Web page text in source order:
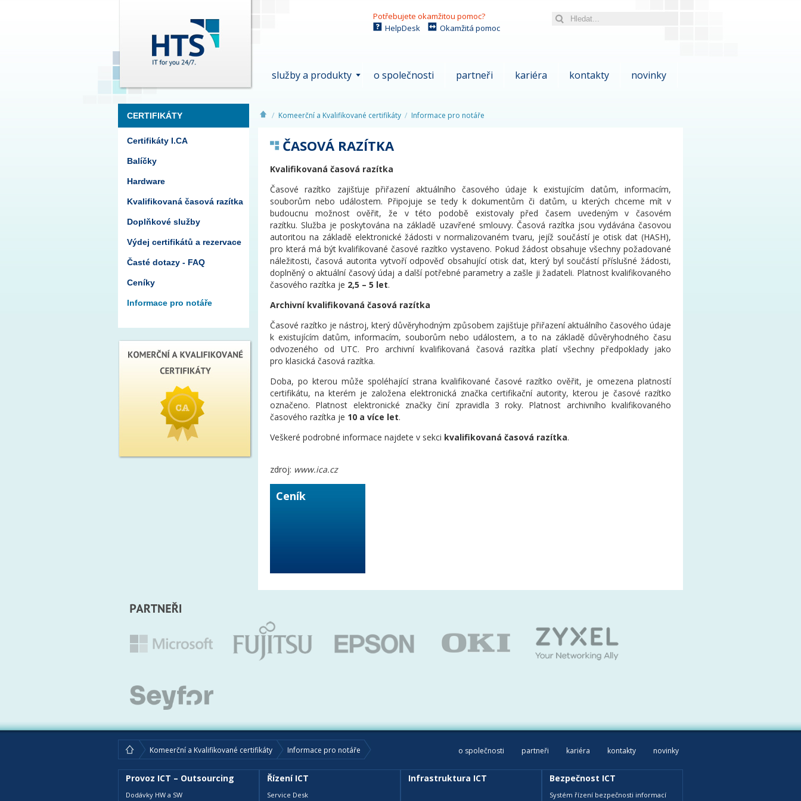
Potřebujete okamžitou pomoc?
HelpDesk
Okamžitá pomoc
služby a produkty o společnosti partneři kariéra kontakty novinky
CERTIFIKÁTY
Certifikáty I.CA
Balíčky
Hardware
Kvalifikovaná časová razítka
Doplňkové služby
Výdej certifikátů a rezervace
Časté dotazy - FAQ
Ceníky
Informace pro notáře
Komeerční a Kvalifikované certifikáty Informace pro notáře
ČASOVÁ RAZÍTKA
Kvalifikovaná časová razítka
Časové razítko zajišťuje přiřazení aktuálního časového údaje k existujícím datům, informacím,
souborům nebo událostem. Připojuje se tedy k dokumentům či datům, u kterých chceme mít v
budoucnu možnost ověřit, že v této podobě existovaly před časem uvedeným v časovém
razítku. Služba je poskytována na základě uzavřené smlouvy. Časová razítka jsou vydávána časovou
autoritou na základě elektronické žádosti v normalizovaném tvaru, jejíž součástí je otisk dat (HASH),
pro která má být kvalifikované časové razítko vystaveno. Pokud žádost obsahuje všechny požadované
náležitosti, časová autorita vytvoří odpověď obsahující otisk dat, který byl součástí příslušné žádosti,
doplněný o aktuální časový údaj a další potřebné parametry a zašle ji žadateli. Platnost kvalifikovaného
časového razítka je 2,5 – 5 let.
Archivní kvalifikovaná časová razítka
Časové razítko je nástroj, který důvěryhodným způsobem zajišťuje přiřazení aktuálního časového údaje
k existujícím datům, informacím, souborům nebo událostem, a to na základě důvěryhodného času
odvozeného od UTC. Pro archivní kvalifikovaná časová razítka platí všechny předpoklady jako
pro klasická časová razítka.
Doba, po kterou může spoléhající strana kvalifikované časové razítko ověřit, je omezena platností
certifikátu, na kterém je založena elektronická značka certifikační autority, kterou je časové razítko
označeno. Platnost elektronické značky činí zpravidla 3 roky. Platnost archivního kvalifikovaného
časového razítka je 10 a více let.
Veškeré podrobné informace najdete v sekci kvalifikovaná časová razítka.
zdroj: www.ica.cz
Ceník
Komeerční a Kvalifikované certifikáty Informace pro notáře o společnosti partneři kariéra kontakty novinky
Provoz ICT – Outsourcing
Dodávky HW a SW
Řízení ICT
Service Desk
Infrastruktura ICT Bezpečnost ICT
Systém řízení bezpečnosti informací